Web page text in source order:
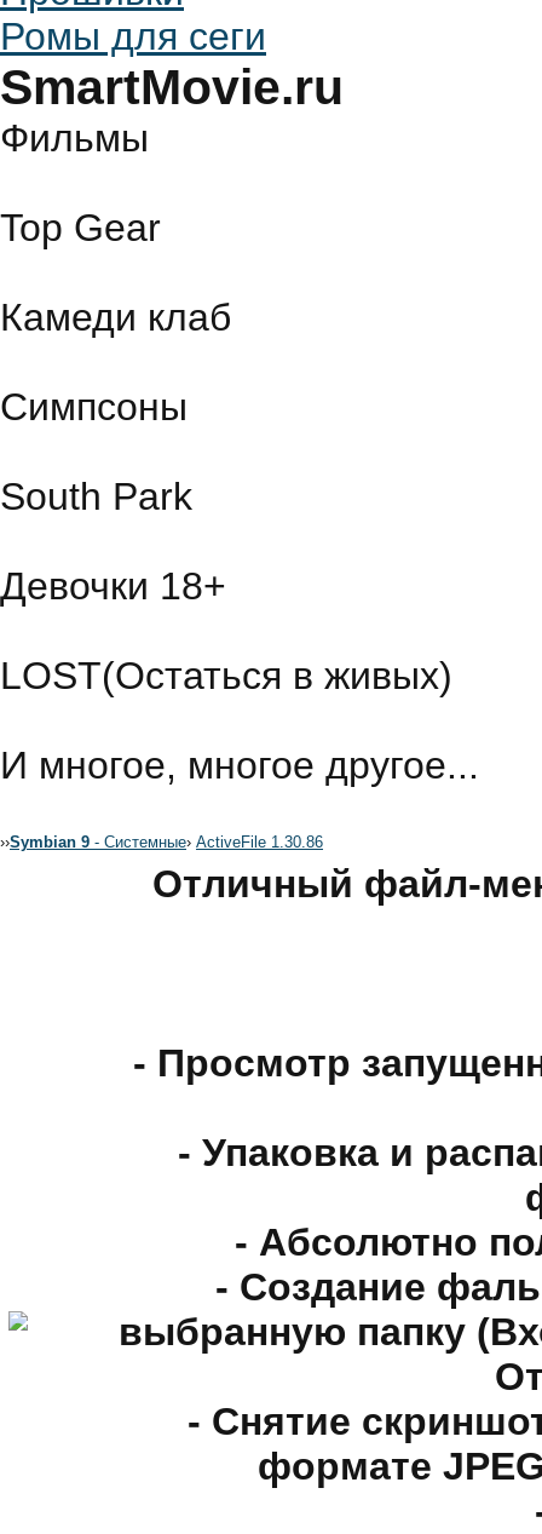
Ромы для сеги
SmartMovie.ru
Фильмы
Top Gear
Камеди клаб
Симпсоны
South Park
Девочки 18+
LOST(Остаться в живых)
И многое, многое другое...
››Symbian 9 - Системные› ActiveFile 1.30.86
Отличный файл-
- Просмотр
- Упаковка и
- Абсолютно
- Создание
выбранную папку
- Снятие
формате